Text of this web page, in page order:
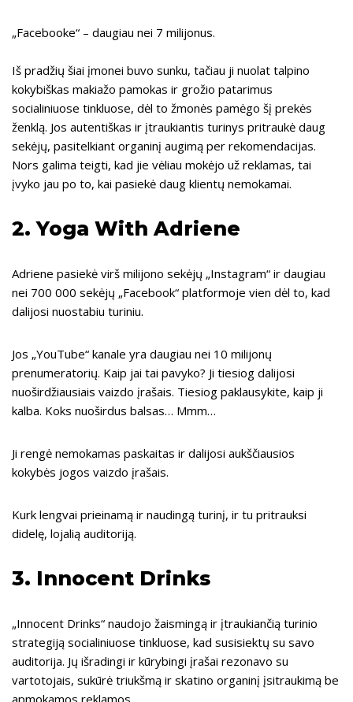
„Facebooke“ – daugiau nei 7 milijonus.
Iš pradžių šiai įmonei buvo sunku, tačiau ji nuolat talpino
kokybiškas makiažo pamokas ir grožio patarimus
socialiniuose tinkluose, dėl to žmonės pamėgo šį prekės
ženklą. Jos autentiškas ir įtraukiantis turinys pritraukė daug
sekėjų, pasitelkiant organinį augimą per rekomendacijas.
Nors galima teigti, kad jie vėliau mokėjo už reklamas, tai
įvyko jau po to, kai pasiekė daug klientų nemokamai.
2.Yoga With Adriene
Adriene pasiekė virš milijono sekėjų „Instagram“ ir daugiau
nei 700 000 sekėjų „Facebook“ platformoje vien dėl to, kad
dalijosi nuostabiu turiniu.
Jos „YouTube“ kanale yra daugiau nei 10 milijonų
prenumeratorių. Kaip jai tai pavyko? Ji tiesiog dalijosi
nuoširdžiausiais vaizdo įrašais. Tiesiog paklausykite, kaip ji
kalba. Koks nuoširdus balsas… Mmm…
Ji rengė nemokamas paskaitas ir dalijosi aukščiausios
kokybės jogos vaizdo įrašais.
Kurk lengvai prieinamą ir naudingą turinį, ir tu pritrauksi
didelę, lojalią auditoriją.
3. Innocent Drinks
„Innocent Drinks“ naudojo žaismingą ir įtraukiančią turinio
strategiją socialiniuose tinkluose, kad susisiektų su savo
auditorija. Jų išradingi ir kūrybingi įrašai rezonavo su
vartotojais, sukūrė triukšmą ir skatino organinį įsitraukimą be
apmokamos reklamos.